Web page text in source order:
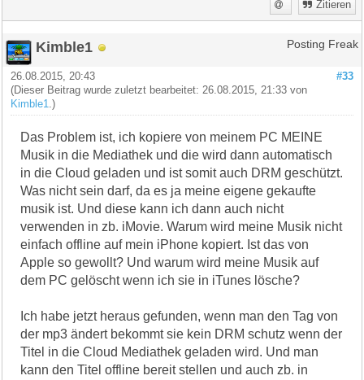
Zitieren
Kimble1 Posting Freak
#33
26.08.2015, 20:43
(Dieser Beitrag wurde zuletzt bearbeitet: 26.08.2015, 21:33 von
Kimble1.)
Das Problem ist, ich kopiere von meinem PC MEINE
Musik in die Mediathek und die wird dann automatisch
in die Cloud geladen und ist somit auch DRM geschützt.
Was nicht sein darf, da es ja meine eigene gekaufte
musik ist. Und diese kann ich dann auch nicht
verwenden in zb. iMovie. Warum wird meine Musik nicht
einfach offline auf mein iPhone kopiert. Ist das von
Apple so gewollt? Und warum wird meine Musik auf
dem PC gelöscht wenn ich sie in iTunes lösche?
Ich habe jetzt heraus gefunden, wenn man den Tag von
der mp3 ändert bekommt sie kein DRM schutz wenn der
Titel in die Cloud Mediathek geladen wird. Und man
kann den Titel offline bereit stellen und auch zb. in